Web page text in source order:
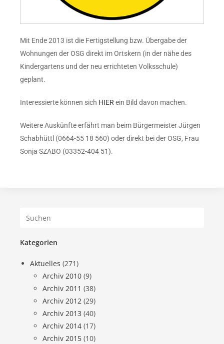
Mit Ende 2013 ist die Fertigstellung bzw. Übergabe der
Wohnungen der OSG direkt im Ortskern (in der nähe des
Kindergartens und der neu errichteten Volksschule)
geplant.
Interessierte können sich HIER ein Bild davon machen.
Weitere Auskünfte erfährt man beim Bürgermeister Jürgen
Schabhüttl (0664-55 18 560) oder direkt bei der OSG, Frau
Sonja SZABO (03352-404 51).
Kategorien
Aktuelles (271)
Archiv 2010 (9)
Archiv 2011 (38)
Archiv 2012 (29)
Archiv 2013 (40)
Archiv 2014 (17)
Archiv 2015 (10)